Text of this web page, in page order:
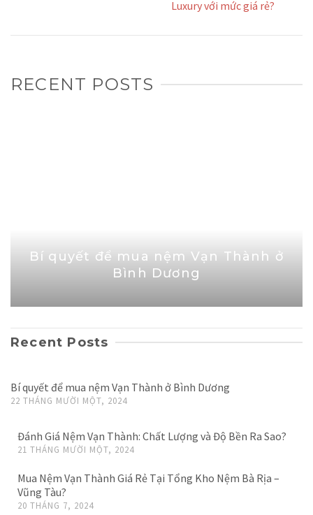
Luxury với mức giá rẻ?
RECENT POSTS
Bí quyết để mua nệm Vạn Thành ở
Bình Dương
Recent Posts
Bí quyết để mua nệm Vạn Thành ở Bình Dương
22 THÁNG MƯỜI MỘT, 2024
Đánh Giá Nệm Vạn Thành: Chất Lượng và Độ Bền Ra Sao?
21 THÁNG MƯỜI MỘT, 2024
Mua Nệm Vạn Thành Giá Rẻ Tại Tổng Kho Nệm Bà Rịa –
Vũng Tàu?
20 THÁNG 7, 2024